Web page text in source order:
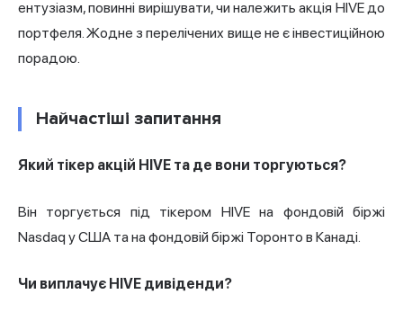
ентузіазм, повинні вирішувати, чи належить акція HIVE до
портфеля. Жодне з перелічених вище не є інвестиційною
порадою.
Найчастіші запитання
Який тікер акцій HIVE та де вони торгуються?
Він торгується під тікером HIVE на фондовій біржі
Nasdaq у США та на фондовій біржі Торонто в Канаді.
Чи виплачує HIVE дивіденди?